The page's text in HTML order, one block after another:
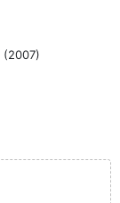
(2007)